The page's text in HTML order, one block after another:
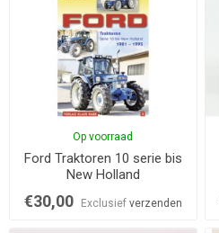
Op voorraad
Ford Traktoren 10 serie bis
New Holland
€30,00 Exclusief verzenden